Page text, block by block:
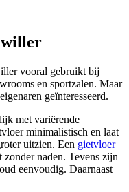
vooral gebruikt bij
en sportzalen. Maar
geïnteresseerd.
met variërende
minimalistisch en laat
uitzien. Een gietvloer
naden. Tevens zijn
eenvoudig. Daarnaast